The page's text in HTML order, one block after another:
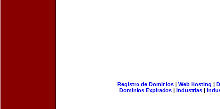
Registro de Dominios| Web Hosting |
Dominios Expirados | Industrias |